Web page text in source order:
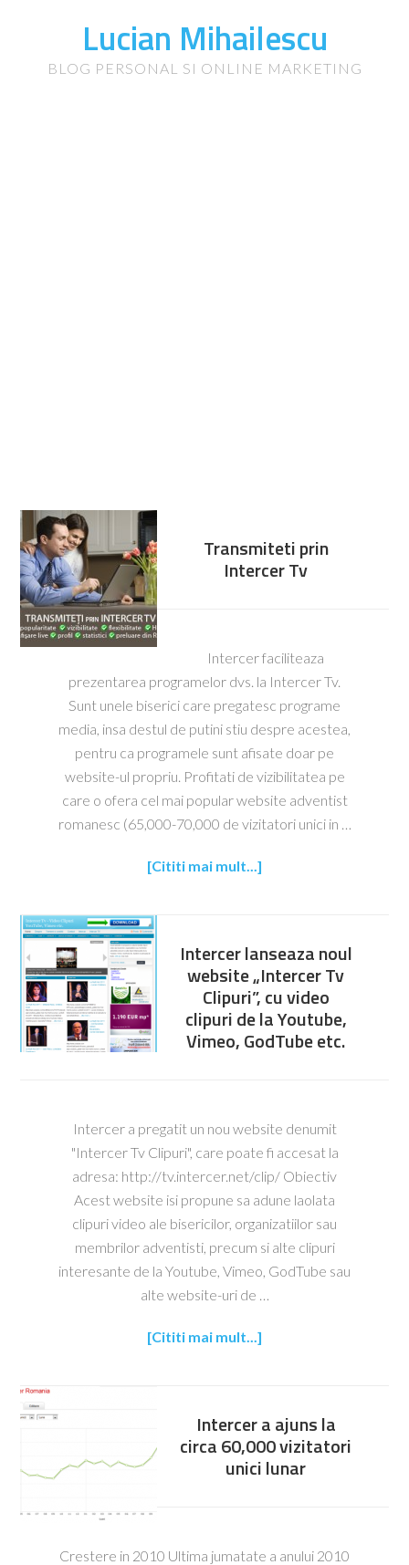
Lucian Mihailescu
BLOG PERSONAL SI ONLINE MARKETING
Transmiteti prin
Intercer Tv
Intercer faciliteaza
prezentarea programelor dvs. la Intercer Tv.
Sunt unele biserici care pregatesc programe
media, insa destul de putini stiu despre acestea,
pentru ca programele sunt afisate doar pe
website-ul propriu. Profitati de vizibilitatea pe
care o ofera cel mai popular website adventist
romanesc (65,000-70,000 de vizitatori unici in …
[Cititi mai mult...]
Intercer lanseaza noul
website „Intercer Tv
Clipuri”, cu video
clipuri de la Youtube,
Vimeo, GodTube etc.
Intercer a pregatit un nou website denumit
"Intercer Tv Clipuri", care poate fi accesat la
adresa: http://tv.intercer.net/clip/ Obiectiv
Acest website isi propune sa adune laolata
clipuri video ale bisericilor, organizatiilor sau
membrilor adventisti, precum si alte clipuri
interesante de la Youtube, Vimeo, GodTube sau
alte website-uri de …
[Cititi mai mult...]
Intercer a ajuns la
circa 60,000 vizitatori
unici lunar
Crestere in 2010 Ultima jumatate a anului 2010